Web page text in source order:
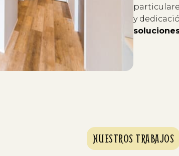
y
NUESTROS TRABAJOS